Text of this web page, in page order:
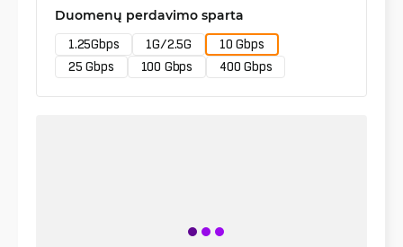
Duomenų perdavimo sparta
1.25Gbps 1G/2.5G
10 Gbps
25 Gbps
100 Gbps 400 Gbps